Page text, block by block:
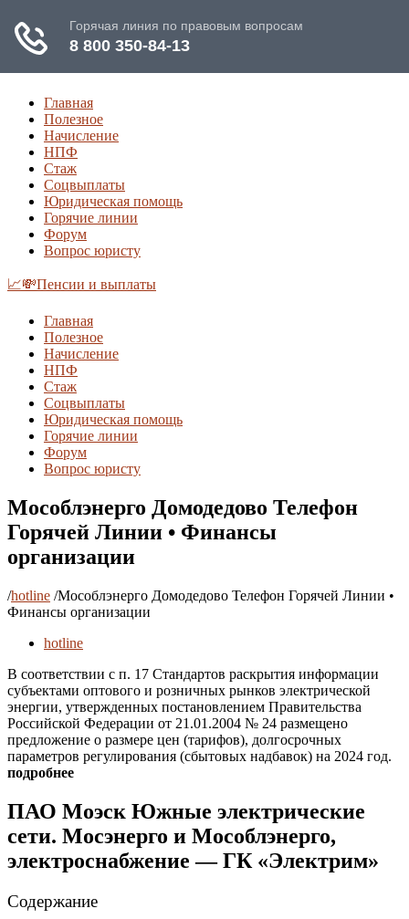
Главная
Полезное
Начисление
НПФ
Стаж
Соцвыплаты
Юридическая помощь
Горячие линии
Форум
Вопрос юристу
📈💸Пенсии и выплаты
Главная
Полезное
Начисление
НПФ
Стаж
Соцвыплаты
Юридическая помощь
Горячие линии
Форум
Вопрос юристу
Мособлэнерго Домодедово Телефон
Горячей Линии • Финансы
организации
/hotline /Мособлэнерго Домодедово Телефон Горячей Линии •
Финансы организации
hotline
В соответствии с п. 17 Стандартов раскрытия информации
субъектами оптового и розничных рынков электрической
энергии, утвержденных постановлением Правительства
Российской Федерации от 21.01.2004 № 24 размещено
предложение о размере цен (тарифов), долгосрочных
параметров регулирования (сбытовых надбавок) на 2024 год.
подробнее
ПАО Моэск Южные электрические
сети. Мосэнерго и Мособлэнерго,
электроснабжение — ГК «Электрим»
Содержание